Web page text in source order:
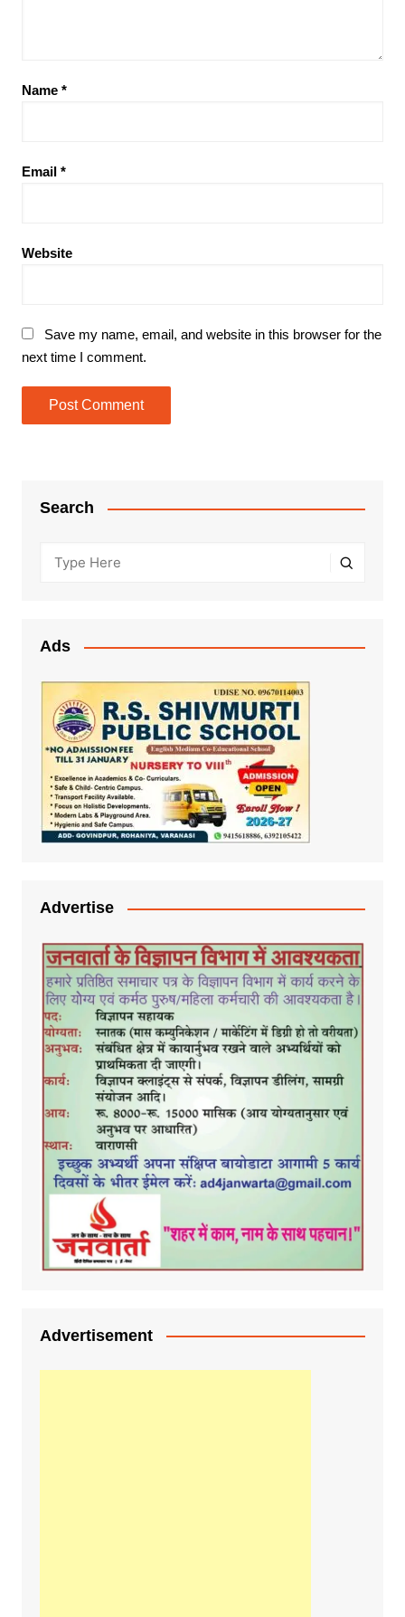
Name *
Email *
Website
Save my name, email, and website in this browser for the
next time I comment.
Search
Ads
Advertise
Advertisement